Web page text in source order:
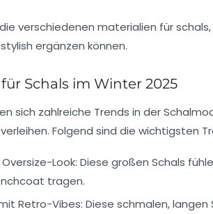
Schals im Winter 2025
sich zahlreiche Trends in der
Folgend sind die wichtigsten
Oversize-Look: Diese großen Schals
tragen.
Retro-Vibes: Diese schmalen,